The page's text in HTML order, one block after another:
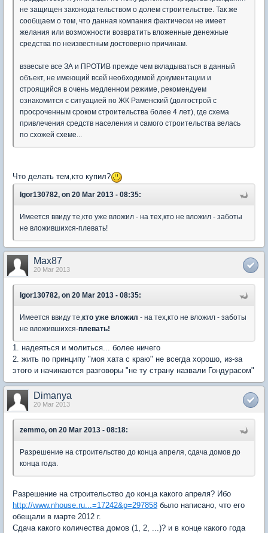
не защищен законодательством о долем строительстве. Так же
сообщаем о том, что данная компания фактически не имеет
желания или возможности возвратить вложенные денежные
средства по неизвестным достоверно причинам.
взвесьте все ЗА и ПРОТИВ прежде чем вкладываться в данный
объект, не имеющий всей необходимой документации и
строящийся в очень медленном режиме, рекомендуем
ознакомится с ситуацией по ЖК Раменский (долгострой с
просроченным сроком строительства более 4 лет), где схема
привлечения средств населения и самого строительства велась
по схожей схеме...
Что делать тем,кто купил?
Igor130782, on 20 Mar 2013 - 08:35:
Имеется ввиду те,кто уже вложил - на тех,кто не вложил - заботы
не вложившихся-плевать!
Max87
20 Mar 2013
Igor130782, on 20 Mar 2013 - 08:35:
Имеется ввиду те,кто уже вложил - на тех,кто не вложил - заботы
не вложившихся-плевать!
1. надеяться и молиться... более ничего
2. жить по принципу "моя хата с краю" не всегда хорошо, из-за
этого и начинаются разговоры "не ту страну назвали Гондурасом"
Dimanya
20 Mar 2013
zemmo, on 20 Mar 2013 - 08:18:
Разрешение на строительство до конца апреля, сдача домов до
конца года.
Разрешение на строительство до конца какого апреля? Ибо
http://www.nhouse.ru...=17242&p=297858 было написано, что его
обещали в марте 2012 г.
Сдача какого количества домов (1, 2, ...)? и в конце какого года